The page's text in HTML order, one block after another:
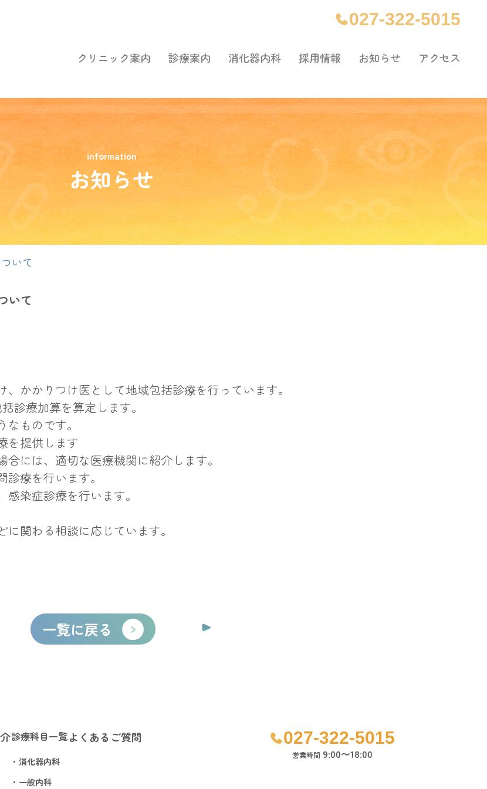
027-322-5015
クリニック案内 診療案内 消化器内科 採用情報 お知らせ アクセス
information
お知らせ
いて
いて
かかりつけ医として地域包括診療を行っています。
診療加算を算定します。
ものです。
を提供します
合には、適切な医療機関に紹介します。
診療を行います。
感染症診療を行います。
に関わる相談に応じています。
一覧に戻る
診療科目一覧
・消化器内科
・一般内科
よくあるご質問 027-322-5015
営業時間 9:00〜18:00